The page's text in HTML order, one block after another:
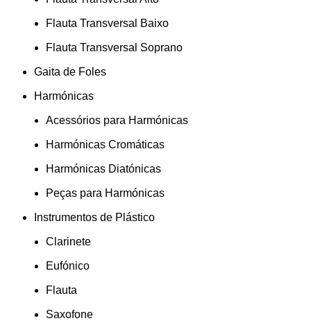
Flauta Transversal Baixo
Flauta Transversal Soprano
Gaita de Foles
Harmónicas
Acessórios para Harmónicas
Harmónicas Cromáticas
Harmónicas Diatónicas
Peças para Harmónicas
Instrumentos de Plástico
Clarinete
Eufónico
Flauta
Saxofone